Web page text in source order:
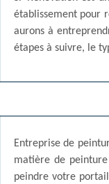
établissement pour
aurons à
étapes à suivre, le
Entreprise de
matière de
peindre votre